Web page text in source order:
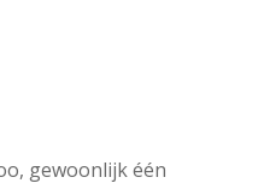
gewoonlijk één